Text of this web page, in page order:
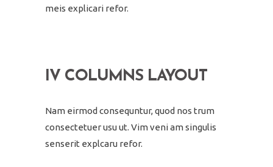
meis explicari refor.
IV COLUMNS LAYOUT
Nam eirmod consequntur, quod nos trum
consectetuer usu ut. Vim veni am singulis
senserit explcaru refor.